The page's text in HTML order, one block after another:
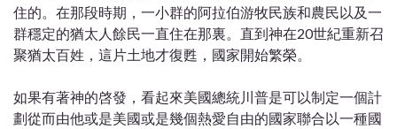
住的。在那段時期，一小群的阿拉伯游牧民族和農民以及一
群穩定的猶太人餘民一直住在那裏。直到神在20世紀重新召
聚猶太百姓，這片土地才復甦，國家開始繁榮。
如果有著神的啓發，看起來美國總統川普是可以制定一個計
劃從而由他或是美國或是幾個熱愛自由的國家聯合以一種國